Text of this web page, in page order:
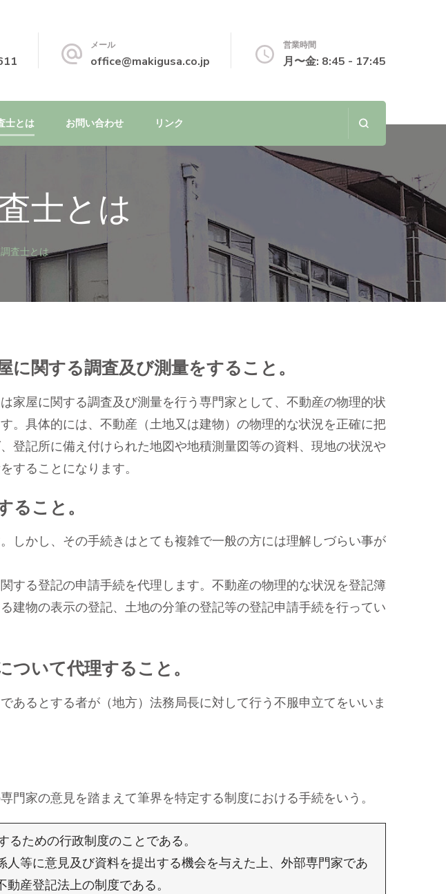
メール
office@makigusa.co.jp
営業時間
月〜金: 8:45 - 17:45
士とは お問い合わせ リンク
士とは
査士とは
関する調査及び測量をすること。
屋に関する調査及び測量を行う専門家として、不動産の物理的状
。具体的には、不動産（土地又は建物）の物理的な状況を正確に把
登記所に備え付けられた地図や地積測量図等の資料、現地の状況や
することになります。
ること。
かし、その手続きはとても複雑で一般の方には理解しづらい事が
る登記の申請手続を代理します。不動産の物理的な状況を登記簿
建物の表示の登記、土地の分筆の登記等の登記申請手続を行ってい
ついて代理すること。
るとする者が（地方）法務局長に対して行う不服申立てをいいま
家の意見を踏まえて筆界を特定する制度における手続をいう。
ための行政制度のことである。
等に意見及び資料を提出する機会を与えた上、外部専門家であ
産登記法上の制度である。